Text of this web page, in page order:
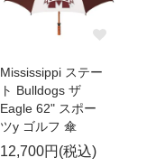
Mississippi ステー
ト Bulldogs ザ
Eagle 62" スポー
ツy ゴルフ 傘
12,700円(税込)